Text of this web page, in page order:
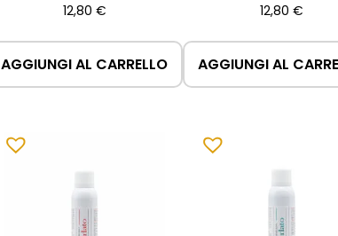
12,80 €
AGGIUNGI AL CARRELLO
12,80 €
AGGIUNGI AL